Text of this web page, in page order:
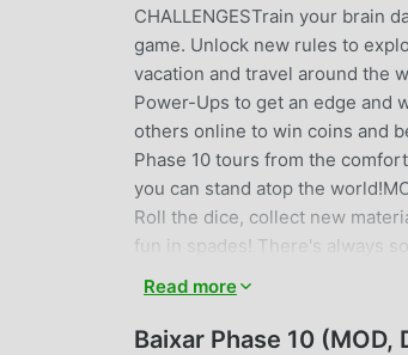
CHALLENGESTrain your brain
game. Unlock new rules to
vacation and travel around the
Power-Ups to get an edge and
others online to win coins and
Phase 10 tours from the
you can stand atop the
Roll the dice, collect new
fun in spades! There's always
PHASE 10
Read more
Baixar Phase 10 (MOD,